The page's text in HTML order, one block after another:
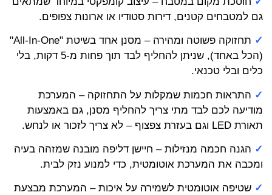
גם למטבחים קטנים, דירות סטודיו או ארונות צפופים.
✓
תחזוקה פשוטה ומהירה – מסנן אחד בשיטת "All-In-One"
(הכל באחד), שניתן להחליף לבד תוך פחות מ-5 דקות, בלי
כלים ובלי טכנאי.
✓ התראות חכמות שמקלות על התחזוקה – המערכת
מודיעה לכם לבד מתי צריך להחליף מסנן, גם באמצעות
תאורת LED וגם בעזרת צפצוף – לא צריך לזכור או לנחש.
✓ הגנה חכמה מנזילות – חיישן דליפה מובנה שמזהה בעיה
ומכבה את המערכת אוטומטית, כדי למנוע נזק לבית.
✓ שטיפה אוטומטית לשמירה על איכות – המערכת מבצעת